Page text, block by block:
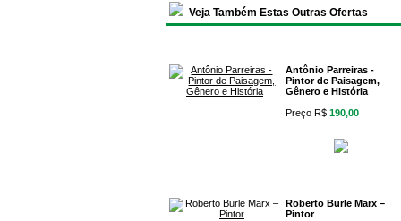
Veja Também Estas Outras Ofertas
Antônio Parreiras -
Pintor de Paisagem,
Gênero e História
Preço R$ 190,00
Roberto Burle Marx –
Pintor